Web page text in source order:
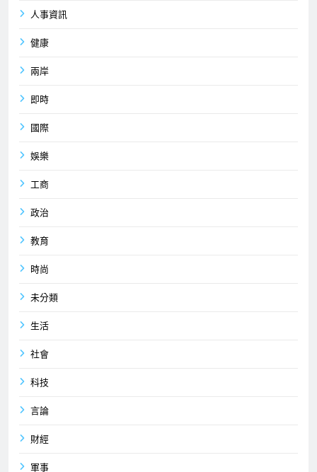
人事資訊
健康
兩岸
即時
國際
娛樂
工商
政治
教育
時尚
未分類
生活
社會
科技
言論
財經
軍事